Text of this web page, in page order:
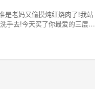
老妈又偷摸炖红烧肉了!我站
手去!今天买了你最爱的三层膘